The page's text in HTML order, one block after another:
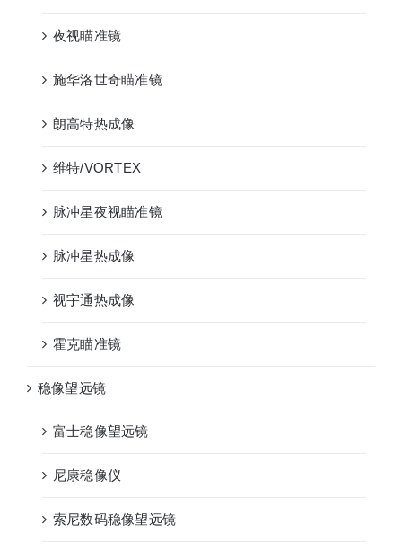
夜视瞄准镜
施华洛世奇瞄准镜
朗高特热成像
维特/VORTEX
脉冲星夜视瞄准镜
脉冲星热成像
视宇通热成像
霍克瞄准镜
稳像望远镜
富士稳像望远镜
尼康稳像仪
索尼数码稳像望远镜